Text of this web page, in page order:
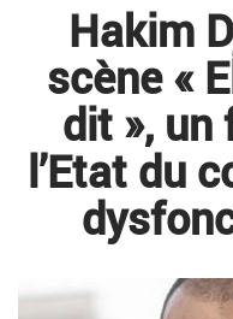
Hakim
scène «
dit », un
l’Etat du